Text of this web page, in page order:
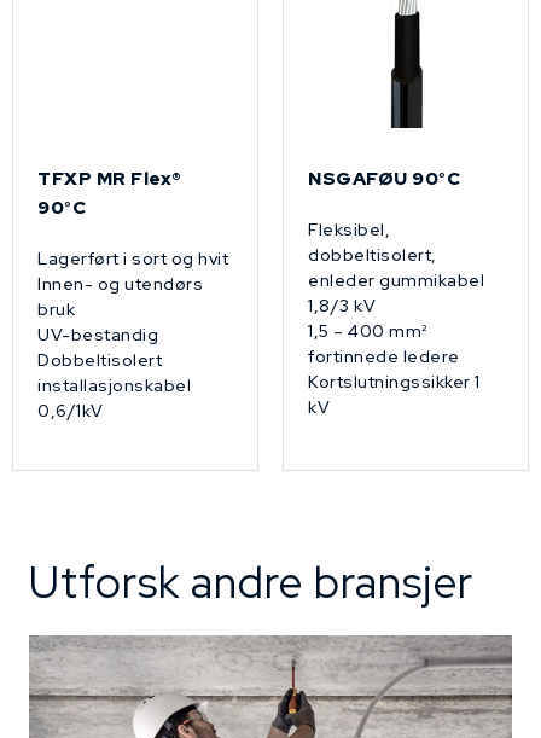
TFXP MR Flex®
90°C
Lagerført i sort og hvit
Innen- og utendørs
bruk
UV-bestandig
Dobbeltisolert
installasjonskabel
0,6/1kV
NSGAFØU 90°C
Fleksibel,
dobbeltisolert,
enleder gummikabel
1,8/3 kV
1,5 – 400 mm²
fortinnede ledere
Kortslutningssikker 1
kV
Utforsk andre bransjer